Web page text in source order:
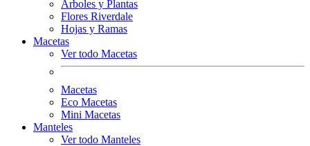
Arboles y Plantas
Flores Riverdale
Hojas y Ramas
Macetas
Ver todo Macetas
Macetas
Eco Macetas
Mini Macetas
Manteles
Ver todo Manteles